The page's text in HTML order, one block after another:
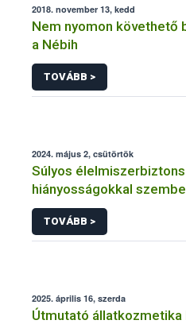
2018. november 13, kedd
Nem nyomon követhető
a Nébih
TOVÁBB >
2024. május 2, csütörtök
Súlyos
hiányosságokkal
vendéglátóhelyen a Nébih
TOVÁBB >
2025. április 16, szerda
Útmutató